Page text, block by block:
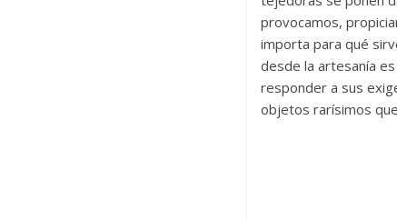
provocamos,
importa para qué
desde la artesanía
responder a sus
objetos rarísimos